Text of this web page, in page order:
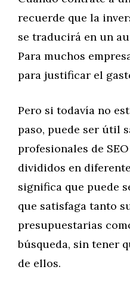
recuerde que la
se traducirá en un
Para muchos
para justificar el
Pero si todavía no
paso, puede ser útil
profesionales de
divididos en
significa que puede
que satisfaga tanto
presupuestarias
búsqueda, sin tener
de ellos.